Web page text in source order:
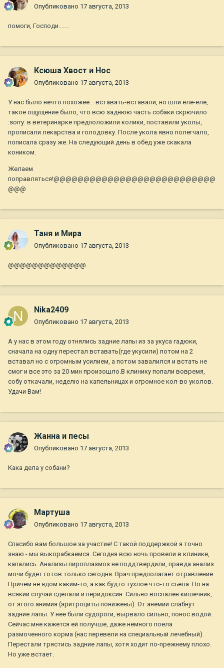
Опубликовано 17 августа, 2013
помоги, Господи.......
Ксюша Хвост и Нос
Опубликовано 17 августа, 2013
У нас было нечто похожее... вставать-вставали, но шли еле-еле,
такое ощущение было, что всю заднюю часть собаки скрючило
:sorry: в ветеринарке предположили колики, поставили уколы,
прописали лекарства и голодовку. После укола явно полегчало,
пописала сразу же. На следующий день в обед уже скакала
коником.
Желаем
поправляться!@@@@@@@@@@@@@@@@@@@@@@@@@@@
@@@
Таня и Мира
Опубликовано 17 августа, 2013
@@@@@@@@@@@@@
Nika2409
Опубликовано 17 августа, 2013
А у нас в этом году отнялись задние лапы из за укуса гадюки,
сначала на одну перестал вставать(где укусили) потом на 2
вставал но с огромным усилием, а потом завалился и встать не
смог и все это за 20 мин произошло.В клинику попали вовремя,
собу откачали, неделю на капельницах и огромное кол-во уколов.
Удачи Вам!
Жанна и песы
Опубликовано 17 августа, 2013
Кака дела у собани?
Мартуша
Опубликовано 17 августа, 2013
Спасибо вам большое за участие! С такой поддержкой я точно
знаю - мы выкорабкаемся. Сегодня всю ночь провели в клинике,
капались. Анализы пироплазмоз не поддтвердили, правда анализ
мочи будет готов только сегодня. Врач предполагает отравление.
Причем не ядом каким-то, а как будто тухлое что-то съела. Но на
всякий случай сделали и перидоксин. Сильно воспален кишечник,
от этого анимия (эритроциты понижены). От анемии слабнут
задние лапы. У нее были судороги, вырвало сильно, понос водой.
Сейчас мне кажется ей получше, даже немного поела
размоченного корма (нас перевели на специальный лечебный).
Перестали трястись задние лапы, хотя ходит по-прежнему плохо.
Но уже встает.